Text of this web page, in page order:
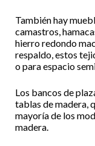
También hay
camastros,
hierro redondo
respaldo, estos
o para espacio
Los bancos de
tablas de madera,
mayoría de los
madera.